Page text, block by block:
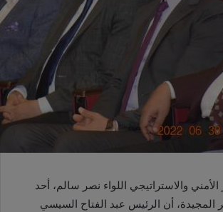
الأمني والاستراتيجي اللواء نصر سالم، أحد
المجيدة، أن الرئيس عبد الفتاح السيسي